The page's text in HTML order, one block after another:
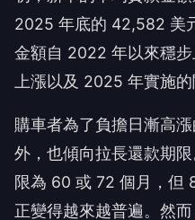
2025 年底的 42,582 美
金額自 2022 年以來穩
上漲以及 2025 年實施的
購車者為了負擔日漸高
外，也傾向拉長還款期
限為 60 或 72 個月，但
正變得越來越普遍。然